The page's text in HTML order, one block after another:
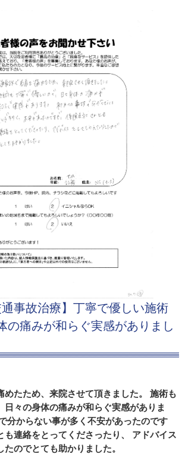
通事故治療】丁寧で優しい施術
の痛みが和らぐ実感がありまし
めたため、来院させて頂きました。 施術も
日々の身体の痛みが和らぐ実感がありま
分からない事が多く不安があったのです
も連絡をとってくださったり、 アドバイス
のでとても助かりました。